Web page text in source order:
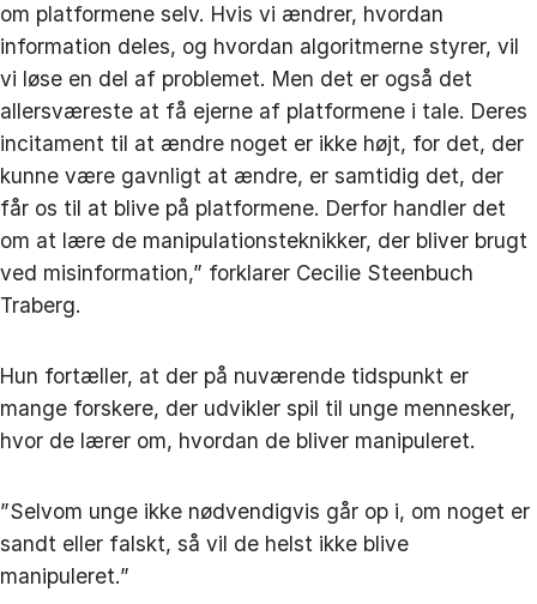
om platformene selv. Hvis vi ændrer, hvordan
information deles, og hvordan algoritmerne styrer, vil
vi løse en del af problemet. Men det er også det
allersværeste at få ejerne af platformene i tale. Deres
incitament til at ændre noget er ikke højt, for det, der
kunne være gavnligt at ændre, er samtidig det, der
får os til at blive på platformene. Derfor handler det
om at lære de manipulationsteknikker, der bliver brugt
ved misinformation,” forklarer Cecilie Steenbuch
Traberg.
Hun fortæller, at der på nuværende tidspunkt er
mange forskere, der udvikler spil til unge mennesker,
hvor de lærer om, hvordan de bliver manipuleret.
”Selvom unge ikke nødvendigvis går op i, om noget er
sandt eller falskt, så vil de helst ikke blive
manipuleret.”